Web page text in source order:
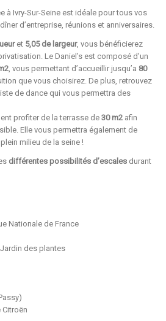
à Ivry-Sur-Seine est idéale pour tous vos
d’entreprise, réunions et anniversaires.
et 5,05 de largeur, vous bénéficierez
Le Daniel’s est composé d’un
, vous permettant d’accueillir jusqu’a 80
que vous choisirez. De plus, retrouvez
de dance qui vous permettra des
profiter de la terrasse de 30 m2 afin
Elle vous permettra également de
milieu de la seine !
différentes possibilités d’escales durant
Nationale de France
des plantes
Citroën